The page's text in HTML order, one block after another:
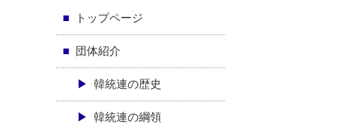
トップページ
団体紹介
韓統連の歴史
韓統連の綱領